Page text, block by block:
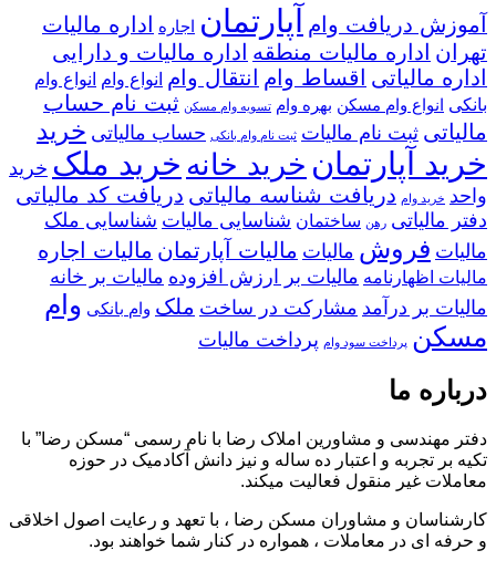
آموزش دریافت وام آپارتمان اجاره
اداره مالیات
تهران اداره مالیات منطقه اداره مالیات و دارایی
اداره مالیاتی اقساط وام انتقال وام انواع وام انواع وام
بانکی
انواع وام مسکن بهره وام تسویه وام مسکن ثبت نام حساب
مالیاتی ثبت نام مالیات ثبت نام وام بانکی حساب مالیاتی خرید
خرید آپارتمان خرید خانه خرید ملک خرید
واحد خرید وام دریافت شناسه مالیاتی دریافت کد مالیاتی
دفتر مالیاتی رهن ساختمان شناسایی مالیات شناسایی ملک
مالیات فروش مالیات مالیات آپارتمان مالیات اجاره
مالیات اظهارنامه مالیات بر ارزش افزوده مالیات بر خانه
مالیات بر درآمد مشارکت در ساخت ملک وام بانکی وام
مسکن پرداخت سود وام پرداخت مالیات
درباره ما
دفتر مهندسی و مشاورین املاک رضا با نام رسمی “مسکن رضا” با
تکیه بر تجربه و اعتبار ده ساله و نیز دانش آکادمیک در حوزه
معاملات غیر منقول فعالیت میکند.
کارشناسان و مشاوران مسکن رضا ، با تعهد و رعایت اصول اخلاقی
و حرفه ای در معاملات ، همواره در کنار شما خواهند بود.